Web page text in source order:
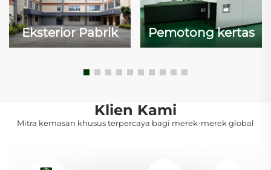
Eksterior Pabrik Pemotong kertas
Klien Kami
Mitra kemasan khusus terpercaya bagi merek-merek global